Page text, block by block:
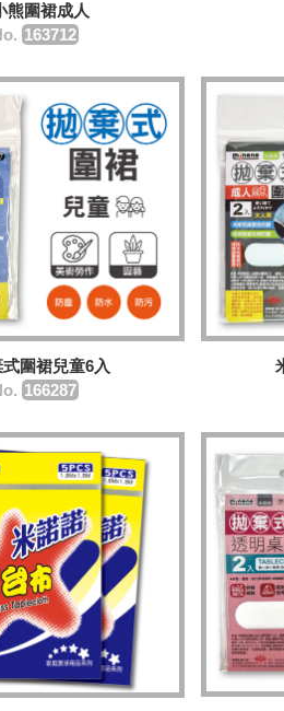
熊圍裙成人
163712
圍裙兒童6入
166287